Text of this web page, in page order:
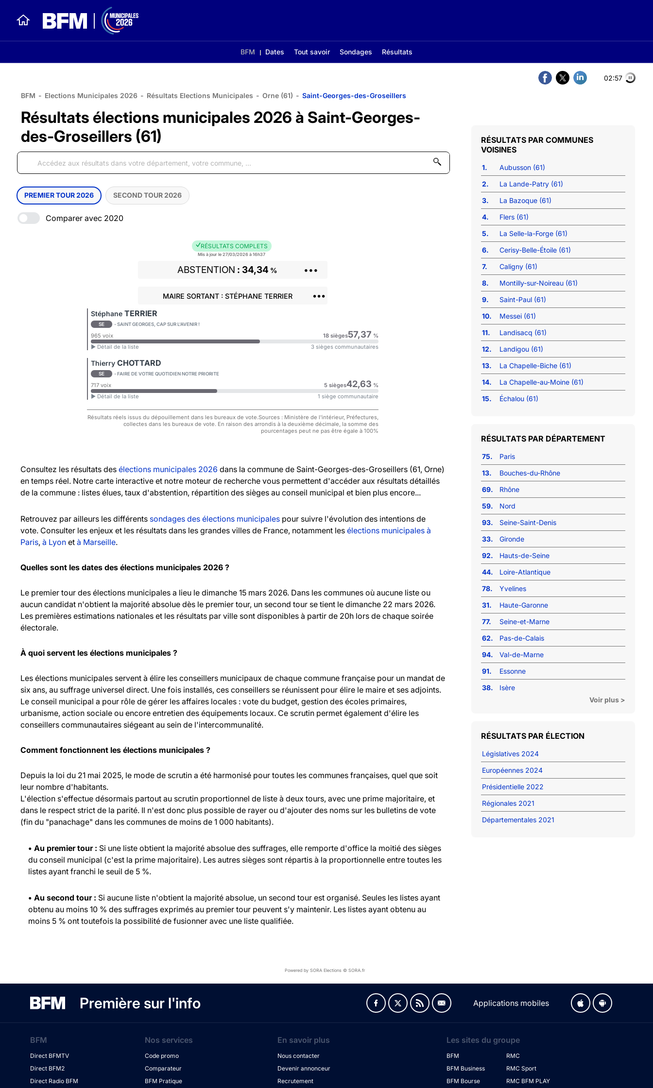
BFM Dates Tout savoir Sondages Résultats
02:57
BFM - Elections Municipales 2026 - Résultats Elections Municipales - Orne (61) - Saint-Georges-des-Groseillers
Résultats élections municipales 2026 à Saint-Georges-
des-Groseillers (61)
PREMIER TOUR 2026 SECOND TOUR 2026
Comparer avec 2020
RÉSULTATS COMPLETS
Mis à jour le 27/03/2026 à 16h37
ABSTENTION 34,34 % •••
MAIRE SORTANT : STÉPHANE TERRIER •••
Stéphane TERRIER
SE - SAINT GEORGES, CAP SUR L'AVENIR !
965 voix 18 sièges57,37 %
► Détail de la liste
3 sièges communautaires
Thierry CHOTTARD
SE - FAIRE DE VOTRE QUOTIDIEN NOTRE PRIORITE
717 voix 5 sièges42,63 %
► Détail de la liste
1 siège communautaire
Résultats réels issus du dépouillement dans les bureaux de vote.Sources : Ministère de l'intérieur, Préfectures,
collectes dans les bureaux de vote. En raison des arrondis à la deuxième décimale, la somme des
pourcentages peut ne pas être égale à 100%
Consultez les résultats des élections municipales 2026 dans la commune de Saint-Georges-des-Groseillers (61, Orne)
en temps réel. Notre carte interactive et notre moteur de recherche vous permettent d'accéder aux résultats détaillés
de la commune : listes élues, taux d'abstention, répartition des sièges au conseil municipal et bien plus encore...
Retrouvez par ailleurs les différents sondages des élections municipales pour suivre l'évolution des intentions de
vote. Consulter les enjeux et les résultats dans les grandes villes de France, notamment les élections municipales à
Paris, à Lyon et à Marseille.
Quelles sont les dates des élections municipales 2026 ?
Le premier tour des élections municipales a lieu le dimanche 15 mars 2026. Dans les communes où aucune liste ou
aucun candidat n'obtient la majorité absolue dès le premier tour, un second tour se tient le dimanche 22 mars 2026.
Les premières estimations nationales et les résultats par ville sont disponibles à partir de 20h lors de chaque soirée
électorale.
À quoi servent les élections municipales ?
Les élections municipales servent à élire les conseillers municipaux de chaque commune française pour un mandat de
six ans, au suffrage universel direct. Une fois installés, ces conseillers se réunissent pour élire le maire et ses adjoints.
Le conseil municipal a pour rôle de gérer les affaires locales : vote du budget, gestion des écoles primaires,
urbanisme, action sociale ou encore entretien des équipements locaux. Ce scrutin permet également d'élire les
conseillers communautaires siégeant au sein de l'intercommunalité.
Comment fonctionnent les élections municipales ?
Depuis la loi du 21 mai 2025, le mode de scrutin a été harmonisé pour toutes les communes françaises, quel que soit
leur nombre d'habitants.
L'élection s'effectue désormais partout au scrutin proportionnel de liste à deux tours, avec une prime majoritaire, et
dans le respect strict de la parité. Il n'est donc plus possible de rayer ou d'ajouter des noms sur les bulletins de vote
(fin du "panachage" dans les communes de moins de 1 000 habitants).
• Au premier tour : Si une liste obtient la majorité absolue des suffrages, elle remporte d'office la moitié des sièges
du conseil municipal (c'est la prime majoritaire). Les autres sièges sont répartis à la proportionnelle entre toutes les
listes ayant franchi le seuil de 5 %.
• Au second tour : Si aucune liste n'obtient la majorité absolue, un second tour est organisé. Seules les listes ayant
obtenu au moins 10 % des suffrages exprimés au premier tour peuvent s'y maintenir. Les listes ayant obtenu au
moins 5 % ont toutefois la possibilité de fusionner avec une liste qualifiée.
COMMUNES
VOISINES
1.
Aubusson (61)
2.
La Lande-Patry (61)
3.
La Bazoque (61)
4.
Flers (61)
5.
La Selle-la-Forge (61)
6.
Cerisy-Belle-Étoile (61)
7.
Caligny (61)
8.
Montilly-sur-Noireau (61)
9.
Saint-Paul (61)
10.
Messei (61)
11.
Landisacq (61)
12.
Landigou (61)
13.
La Chapelle-Biche (61)
14.
La Chapelle-au-Moine (61)
15.
Échalou (61)
RÉSULTATS PAR DÉPARTEMENT
75.
Paris
13.
Bouches-du-Rhône
69.
Rhône
59.
Nord
93.
Seine-Saint-Denis
33.
Gironde
92.
Hauts-de-Seine
44.
Loire-Atlantique
78.
Yvelines
31.
Haute-Garonne
77.
Seine-et-Marne
62.
Pas-de-Calais
94.
Val-de-Marne
91.
Essonne
38.
Isère
Voir plus >
RÉSULTATS PAR ÉLECTION
Législatives 2024
Européennes 2024
Présidentielle 2022
Régionales 2021
Départementales 2021
Powered by SORA Elections © SORA.fr
Première sur l'info Applications mobiles
BFM
Direct BFMTV
Direct BFM2
Direct Radio BFM
Nos services
Code promo
Comparateur
BFM Pratique
En savoir plus
Nous contacter
Devenir annonceur
Recrutement
Les sites du groupe
BFM
BFM Business
BFM Bourse
RMC
RMC Sport
RMC BFM PLAY